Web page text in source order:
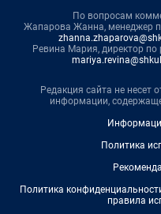
По вопросам
Жапарова Жанна, менеджер
Ревина Мария, директор
Редакция сайта не несет
информации,
Политика
Политика
правила